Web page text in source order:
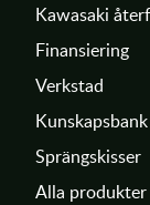
Kawasaki
Finansiering
Verkstad
Kunskapsbank
Sprängskisser
Alla produkter